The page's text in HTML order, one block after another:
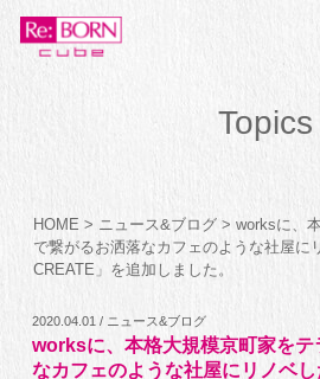
Topics
HOME > ニュース&ブログ > worksに、
で繋がるお洒落なカフェのような社屋に
CREATE」を追加しました。
2020.04.01 / ニュース&ブログ
worksに、本格大規模京町家をテ
なカフェのような社屋にリノベ